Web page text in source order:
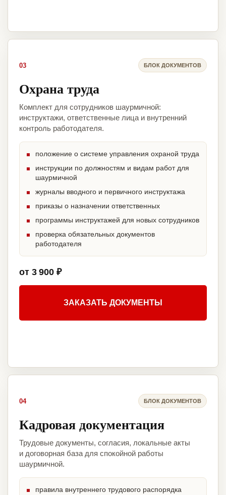
03 БЛОК ДОКУМЕНТОВ
Охрана труда
Комплект для сотрудников шаурмичной:
инструктажи, ответственные лица и внутренний
контроль работодателя.
положение о системе управления охраной труда
инструкции по должностям и видам работ для
шаурмичной
журналы вводного и первичного инструктажа
приказы о назначении ответственных
программы инструктажей для новых сотрудников
проверка обязательных документов
работодателя
от 3 900 ₽
ЗАКАЗАТЬ ДОКУМЕНТЫ
04 БЛОК ДОКУМЕНТОВ
Кадровая документация
Трудовые документы, согласия, локальные акты
и договорная база для спокойной работы
шаурмичной.
правила внутреннего трудового распорядка